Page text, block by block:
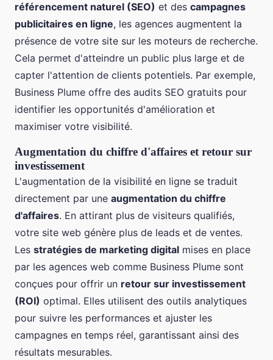
référencement naturel (SEO) et des campagnes
publicitaires en ligne, les agences augmentent la
présence de votre site sur les moteurs de recherche.
Cela permet d'atteindre un public plus large et de
capter l'attention de clients potentiels. Par exemple,
Business Plume offre des audits SEO gratuits pour
identifier les opportunités d'amélioration et
maximiser votre visibilité.
Augmentation du chiffre d'affaires et retour sur
investissement
L'augmentation de la visibilité en ligne se traduit
directement par une augmentation du chiffre
d'affaires. En attirant plus de visiteurs qualifiés,
votre site web génère plus de leads et de ventes.
Les stratégies de marketing digital mises en place
par les agences web comme Business Plume sont
conçues pour offrir un retour sur investissement
(ROI) optimal. Elles utilisent des outils analytiques
pour suivre les performances et ajuster les
campagnes en temps réel, garantissant ainsi des
résultats mesurables.